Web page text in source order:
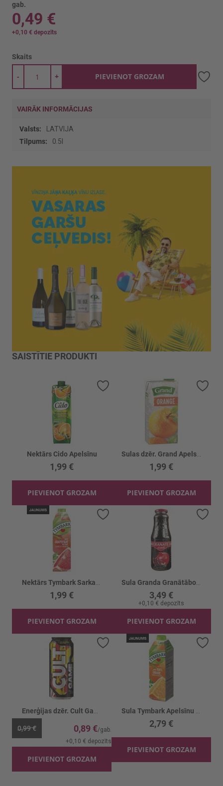
gab.
0,49 €
+0,10 € depozīts
Skaits
+
- PIEVIENOT GROZAM
VAIRĀK INFORMĀCIJAS
Vairāk
informācijas
LATVIJA
0.5l
SAISTĪTIE PRODUKTI
Nektārs Cido Apelsīnu
1,99 €
PIEVIENOT GROZAM
Pievienot vēlmju sarakstam
1,99 €
PIEVIENOT GROZAM
1,99 €
PIEVIENOT GROZAM
Pievienot vēlmju sarakstam
3,49 €
+0,10 € depozīts
PIEVIENOT GROZAM
0,99 € 0,89 €
+0,10 € depozīts
PIEVIENOT GROZAM
Pievienot vēlmju sarakstam
2,79 €
PIEVIENOT GROZAM